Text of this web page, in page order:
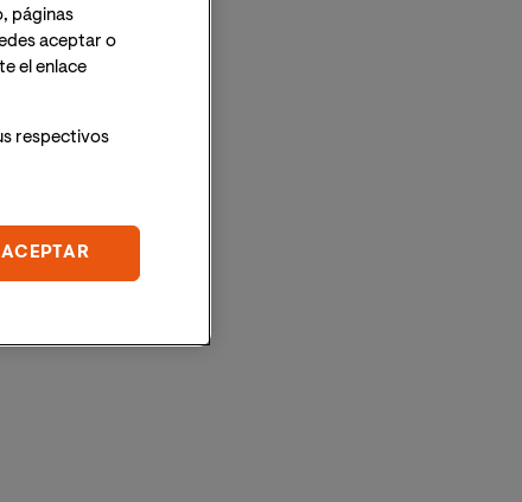
páginas
aceptar o
el enlace
respectivos
ACEPTAR